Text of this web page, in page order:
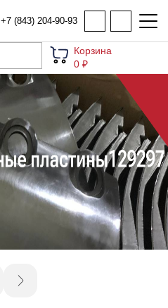
+7 (843) 204-90-93
Корзина
0 ₽